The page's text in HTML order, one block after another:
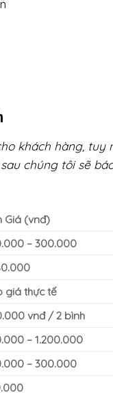
khách hàng,
chúng tôi sẽ
Giá (vnđ)
– 300.000
giá thực tế
vnđ / 2 bình
– 1.200.000
– 300.000